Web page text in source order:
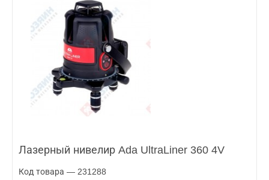
Лазерный нивелир Ada UltraLiner 360 4V
Код товара — 231288